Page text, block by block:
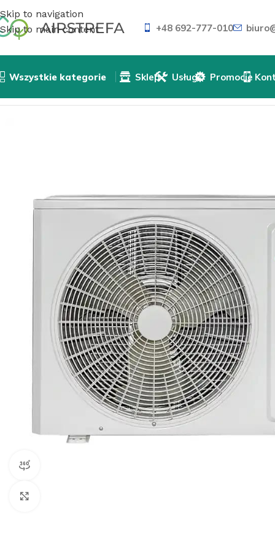
Skip to navigation
Skip to main content
+48 692-777-010
Wszystkie kategorie Sklep Usługi Promocje